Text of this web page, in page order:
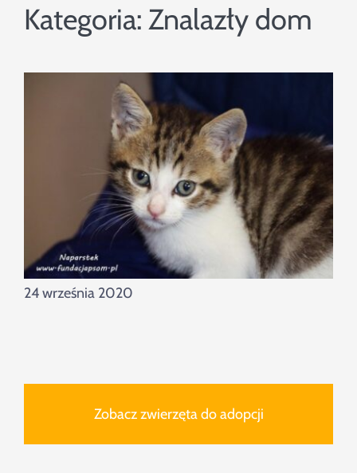
Kategoria: Znalazły dom
24 września 2020
Zobacz zwierzęta do adopcji